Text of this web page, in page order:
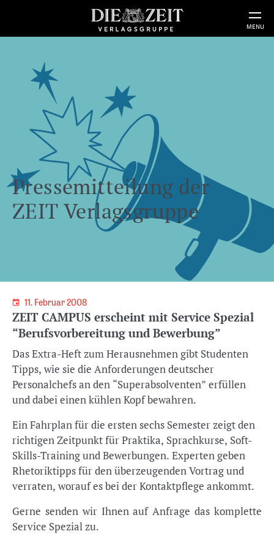
MENU
Pressemitteilung der
ZEIT Verlagsgruppe
11. Februar 2008
ZEIT CAMPUS erscheint mit Service Spezial
“Berufsvorbereitung und Bewerbung”
Das Extra-Heft zum Herausnehmen gibt Studenten
Tipps, wie sie die Anforderungen deutscher
Personalchefs an den “Superabsolventen” erfüllen
und dabei einen kühlen Kopf bewahren.
Ein Fahrplan für die ersten sechs Semester zeigt den
richtigen Zeitpunkt für Praktika, Sprachkurse, Soft-
Skills-Training und Bewerbungen. Experten geben
Rhetoriktipps für den überzeugenden Vortrag und
verraten, worauf es bei der Kontaktpflege ankommt.
Gerne senden wir Ihnen auf Anfrage das komplette
Service Spezial zu.